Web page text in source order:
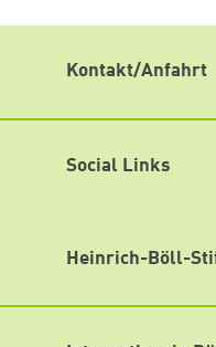
Kontakt/Anfahrt
70182 Stuttgart
Newsletter
Social Links
Facebook
Heinrich-Böll-